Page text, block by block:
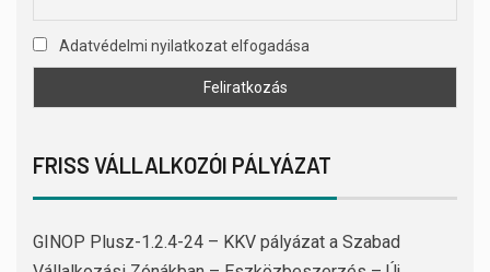
Adatvédelmi nyilatkozat elfogadása
FRISS VÁLLALKOZÓI PÁLYÁZAT
GINOP Plusz-1.2.4-24 – KKV pályázat a Szabad